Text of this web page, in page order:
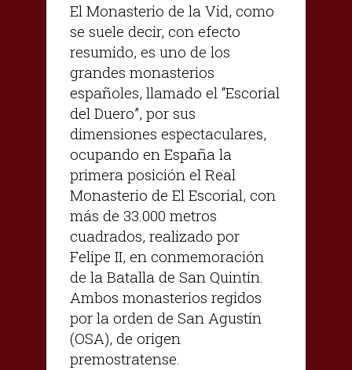
El Monasterio de la Vid, como
se suele decir, con efecto
resumido, es uno de los
grandes monasterios
españoles, llamado el “Escorial
del Duero”, por sus
dimensiones espectaculares,
ocupando en España la
primera posición el Real
Monasterio de El Escorial, con
más de 33.000 metros
cuadrados, realizado por
Felipe II, en conmemoración
de la Batalla de San Quintín.
Ambos monasterios regidos
por la orden de San Agustín
(OSA), de origen
premostratense.